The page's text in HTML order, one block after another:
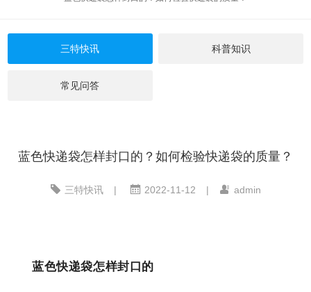
三特快讯 科普知识
常见问答
​蓝色快递袋怎样封口的？如何检验快递袋的质量？
三特快讯 | 2022-11-12 | admin
蓝色快递袋怎样封口的